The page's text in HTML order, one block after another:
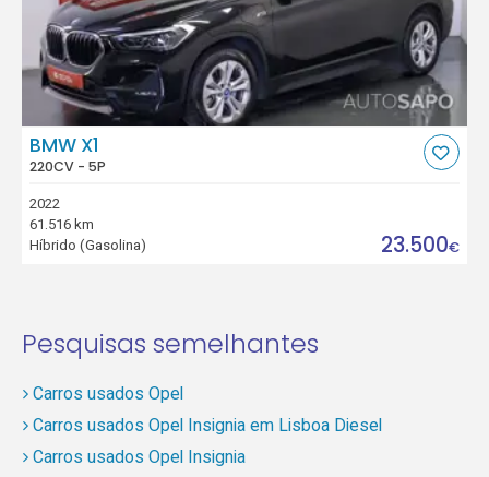
BMW X1
220CV - 5P
2022
61.516 km
Híbrido (Gasolina)
23.500€
Pesquisas semelhantes
Carros usados Opel
Carros usados Opel Insignia em Lisboa Diesel
Carros usados Opel Insignia